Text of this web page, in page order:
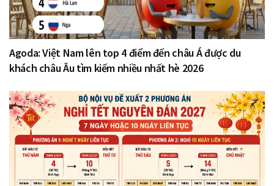
Agoda: Việt Nam lên top 4 điểm đến châu Á được du
khách châu Âu tìm kiếm nhiều nhất hè 2026